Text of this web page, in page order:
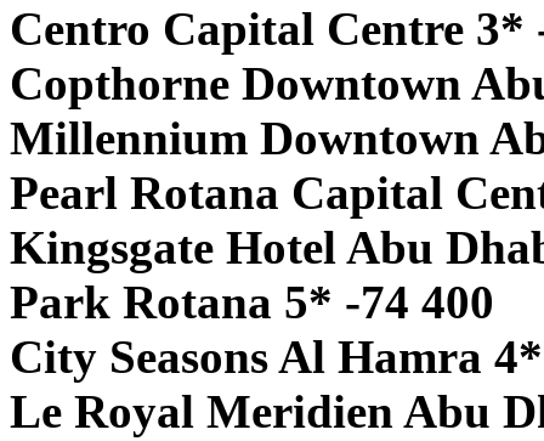
Centro Capital Centre 3*
Copthorne Downtown
Millennium Downtown
Pearl Rotana Capital
Kingsgate Hotel Abu
Park Rotana 5* -74 400
City Seasons Al Hamra
Le Royal Meridien Abu